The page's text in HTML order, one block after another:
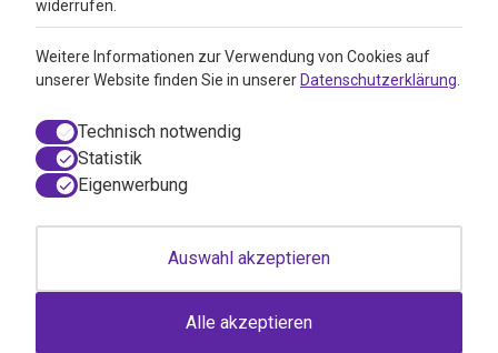
© 2026 VitAdvice BV.de, Realisierung durch050media
AGB / Webshop Trustmark
widerrufen.
Weitere Informationen zur Verwendung von Cookies auf
unserer Website finden Sie in unserer Datenschutzerklärung
Technisch notwendig
Statistik
Eigenwerbung
Auswahl akzeptieren
Alle akzeptieren
Einwilligungsdialog geöffnet